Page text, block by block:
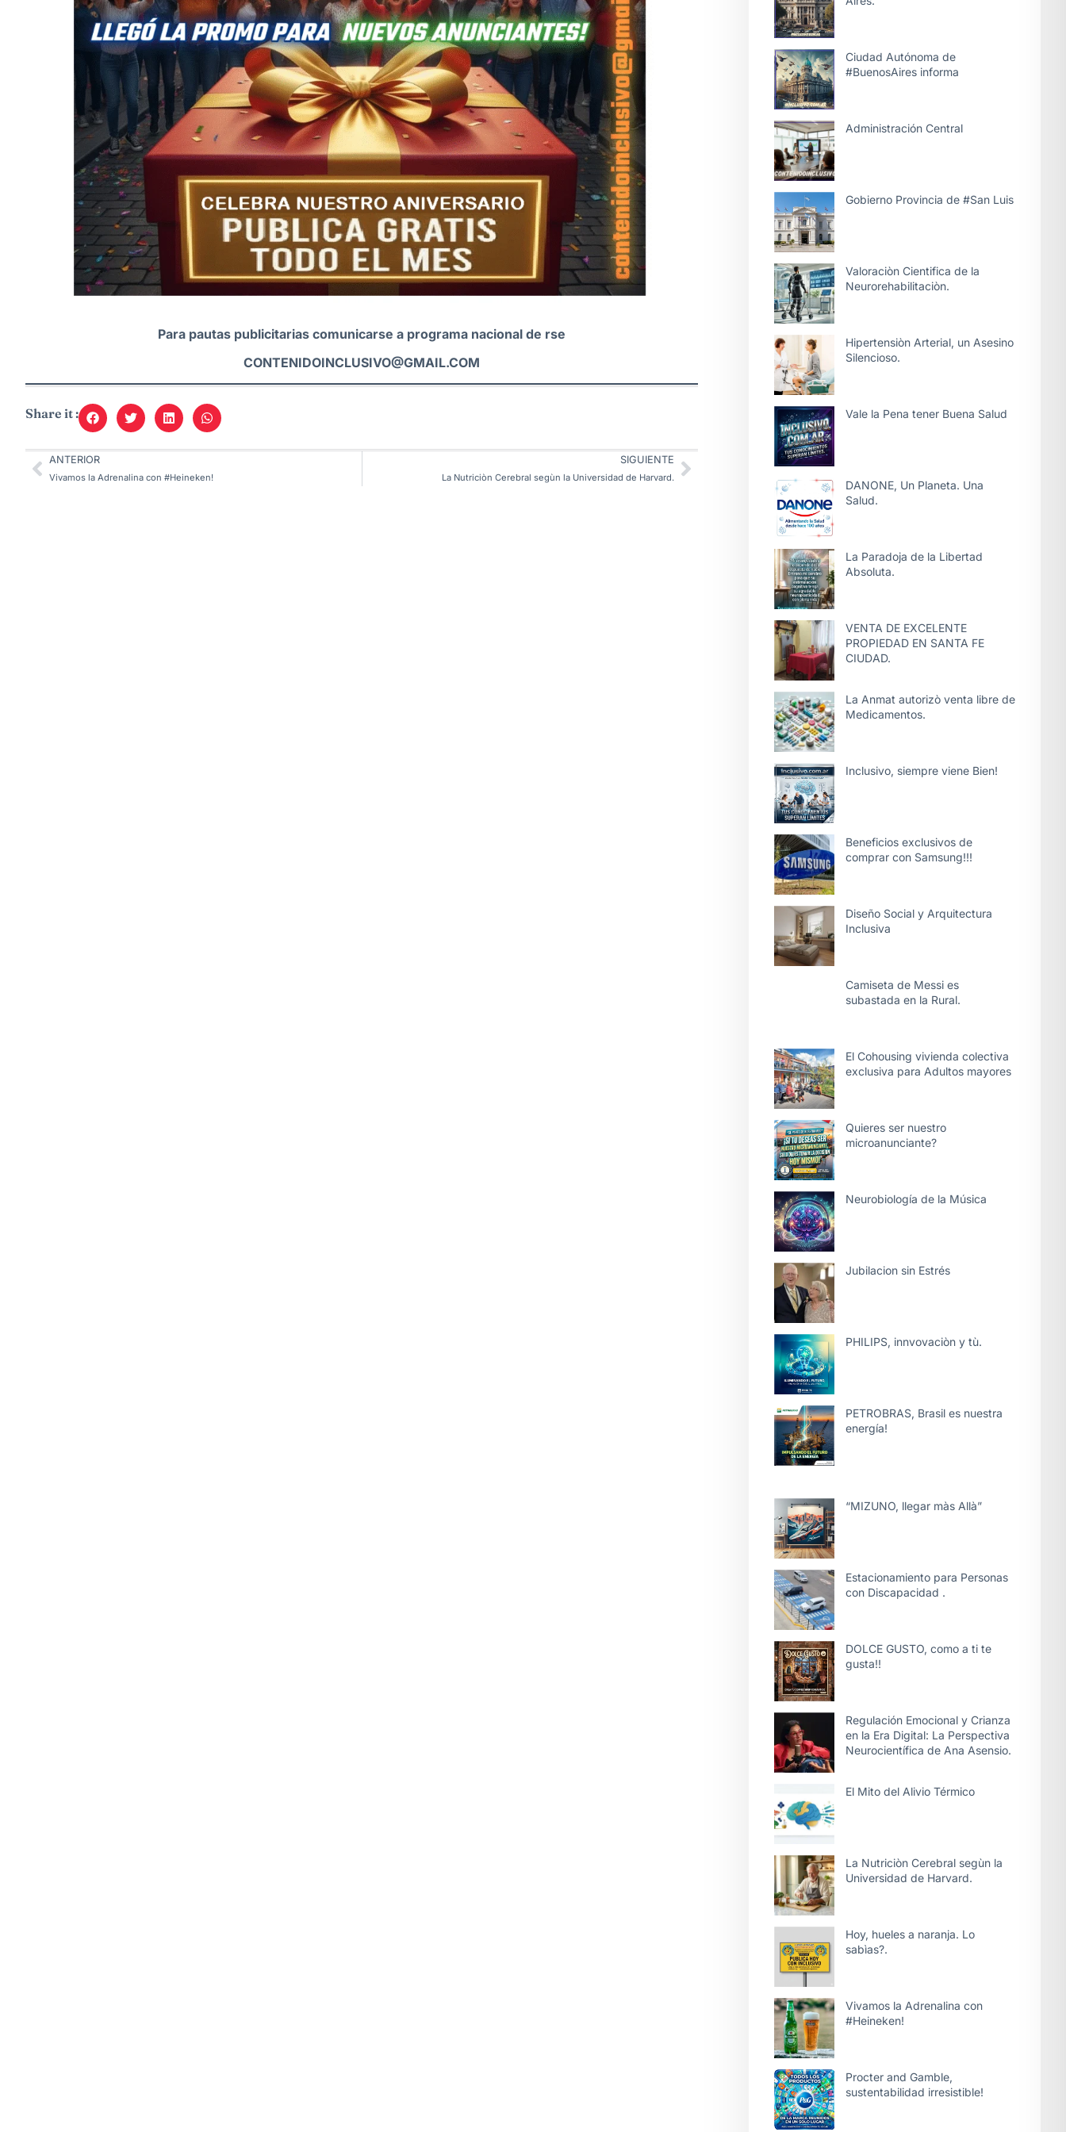
Para pautas publicitarias comunicarse a programa nacional de rse
CONTENIDOINCLUSIVO@GMAIL.COM
Share it :
ANTERIOR
Vivamos la Adrenalina con #Heineken!
SIGUIENTE
La Nutriciòn Cerebral segùn la Universidad de Harvard.
Ciudad Autónoma de
#BuenosAires informa
Administración Central
Gobierno Provincia de #San Luis
Valoraciòn Cientifica de la
Neurorehabilitaciòn.
Hipertensiòn Arterial, un Asesino
Silencioso.
Vale la Pena tener Buena Salud
DANONE, Un Planeta. Una
Salud.
La Paradoja de la Libertad
Absoluta.
VENTA DE EXCELENTE
PROPIEDAD EN SANTA FE
CIUDAD.
La Anmat autorizò venta libre de
Medicamentos.
Inclusivo, siempre viene Bien!
Beneficios exclusivos de
comprar con Samsung!!!
Diseño Social y Arquitectura
Inclusiva
Camiseta de Messi es
subastada en la Rural.
El Cohousing vivienda colectiva
exclusiva para Adultos mayores
Quieres ser nuestro
microanunciante?
Neurobiología de la Música
Jubilacion sin Estrés
PHILIPS, innvovaciòn y tù.
PETROBRAS, Brasil es nuestra
energía!
“MIZUNO, llegar màs Allà”
Estacionamiento para Personas
con Discapacidad .
DOLCE GUSTO, como a ti te
gusta!!
Regulación Emocional y Crianza
en la Era Digital: La Perspectiva
Neurocientífica de Ana Asensio.
El Mito del Alivio Térmico
La Nutriciòn Cerebral segùn la
Universidad de Harvard.
Hoy, hueles a naranja. Lo
sabìas?.
Vivamos la Adrenalina con
#Heineken!
Procter and Gamble,
sustentabilidad irresistible!